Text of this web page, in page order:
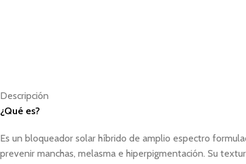
Descripción
¿Qué es?
Es un bloqueador solar híbrido de amplio espectro
prevenir manchas, melasma e hiperpigmentación. Su